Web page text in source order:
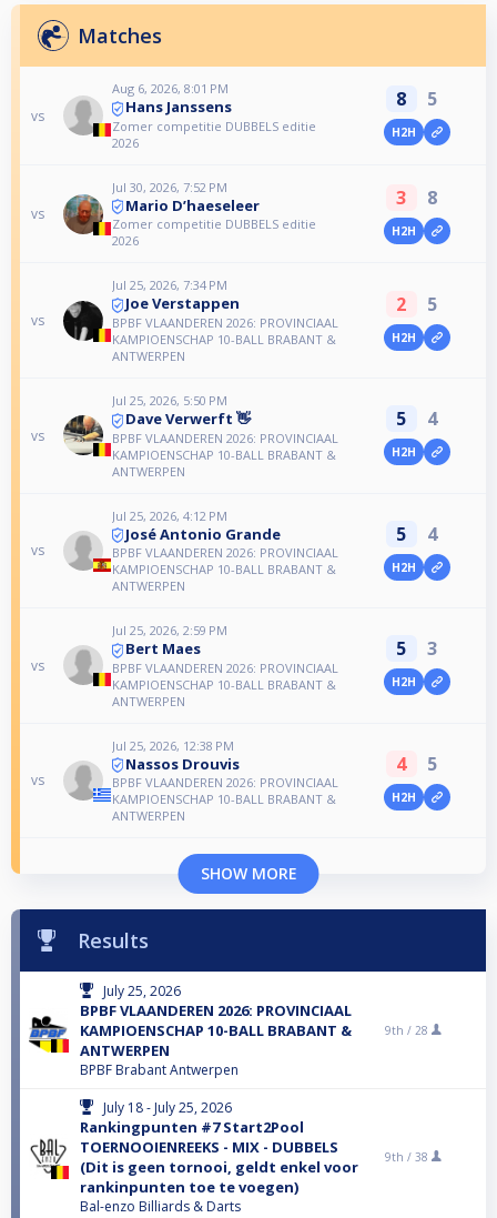
Matches
vs
Aug 6, 2026, 8:01 PM
Hans Janssens
Zomer competitie DUBBELS editie
2026
8 5
H2H
vs
Jul 30, 2026, 7:52 PM
Mario D’haeseleer
Zomer competitie DUBBELS editie
2026
3 8
H2H
vs
Jul 25, 2026, 7:34 PM
Joe Verstappen
BPBF VLAANDEREN 2026: PROVINCIAAL
KAMPIOENSCHAP 10-BALL BRABANT &
ANTWERPEN
2 5
H2H
vs
Jul 25, 2026, 5:50 PM
Dave Verwerft 👋
BPBF VLAANDEREN 2026: PROVINCIAAL
KAMPIOENSCHAP 10-BALL BRABANT &
ANTWERPEN
5 4
H2H
vs
Jul 25, 2026, 4:12 PM
José Antonio Grande
BPBF VLAANDEREN 2026: PROVINCIAAL
KAMPIOENSCHAP 10-BALL BRABANT &
ANTWERPEN
5 4
H2H
vs
Jul 25, 2026, 2:59 PM
Bert Maes
BPBF VLAANDEREN 2026: PROVINCIAAL
KAMPIOENSCHAP 10-BALL BRABANT &
ANTWERPEN
5 3
H2H
vs
Jul 25, 2026, 12:38 PM
Nassos Drouvis
BPBF VLAANDEREN 2026: PROVINCIAAL
KAMPIOENSCHAP 10-BALL BRABANT &
ANTWERPEN
4 5
H2H
SHOW MORE
Results
July 25, 2026
BPBF VLAANDEREN 2026: PROVINCIAAL
KAMPIOENSCHAP 10-BALL BRABANT &
ANTWERPEN
BPBF Brabant Antwerpen
9th / 28
July 18 - July 25, 2026
Rankingpunten #7 Start2Pool
TOERNOOIENREEKS - MIX - DUBBELS
(Dit is geen tornooi, geldt enkel voor
rankinpunten toe te voegen)
Bal-enzo Billiards & Darts
9th / 38